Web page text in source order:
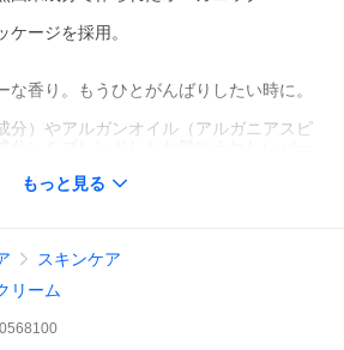
ージを採用。
な香り。もうひとがんばりしたい時に。
分）やアルガンオイル（アルガニアスピ
ただけるほか、手の甲、肘・膝・踵など
を指で押し、本品2ミリ程度を出します。
に適量塗布します。
さい。
もっと見る
スキンケア
リーム